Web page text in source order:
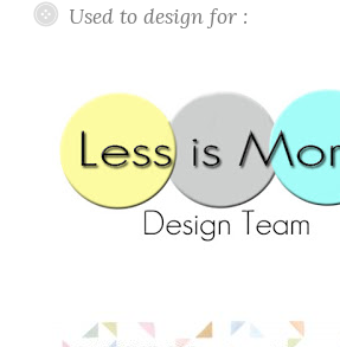
Used to design for :